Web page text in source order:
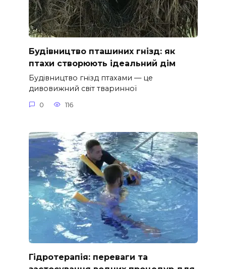
Будівництво пташиних гнізд: як
птахи створюють ідеальний дім
Будівництво гнізд птахами — це
дивовижний світ тваринної
0 116
Гідротерапія: переваги та